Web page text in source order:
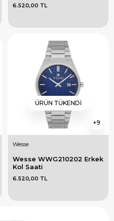
6.520,00 TL
9
ÜRÜN TÜKENDI
Wesse
Wesse WWG210202 Erkek
Kol Saati
6.520,00 TL